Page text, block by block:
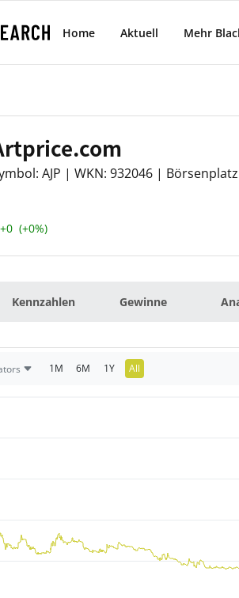
Home Aktuell Mehr
AJP | WKN: 932046 |
+0 (+0%)
Kennzahlen Gewinne
1M 6M 1Y All